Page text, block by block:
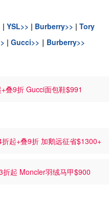
| YSL>> | Burberry>> | Tory
| Gucci>> ｜ Burberry>>
叠9折 Gucci面包鞋$991
折起+叠9折 加鹅远征省$1300+
折起 Moncler羽绒马甲$900